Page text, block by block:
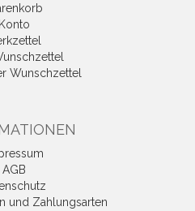
Konto
Wunschzettel
AGB
und Zahlungsarten